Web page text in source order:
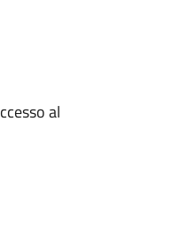
al